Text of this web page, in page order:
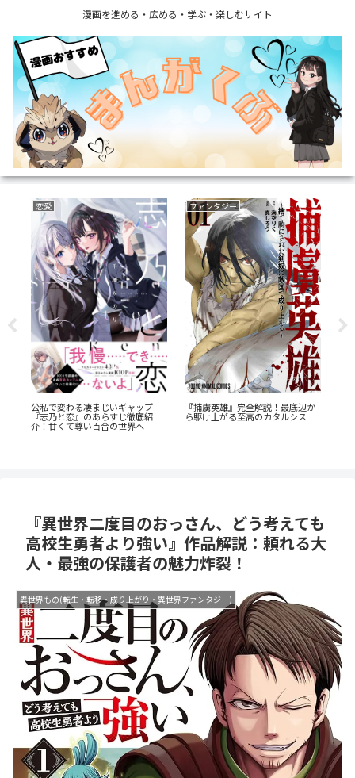
漫画を進める・広める・学ぶ・楽しむサイト
異世界もの(転生・転移・成り上がり・異世界ファンタジー)
「花言葉」と連携する転生ファン
タジー：『君に贈るキヅタ』完全
解説
ボーイズラブ(BL)
『たまらないのは恋なのか』徹底
『異世界二度目のおっさん、どう考えても
高校生勇者より強い』作品解説：頼れる大
人・最強の保護者の魅力炸裂！
異世界もの(転生・転移・成り上がり・異世界ファンタジー)